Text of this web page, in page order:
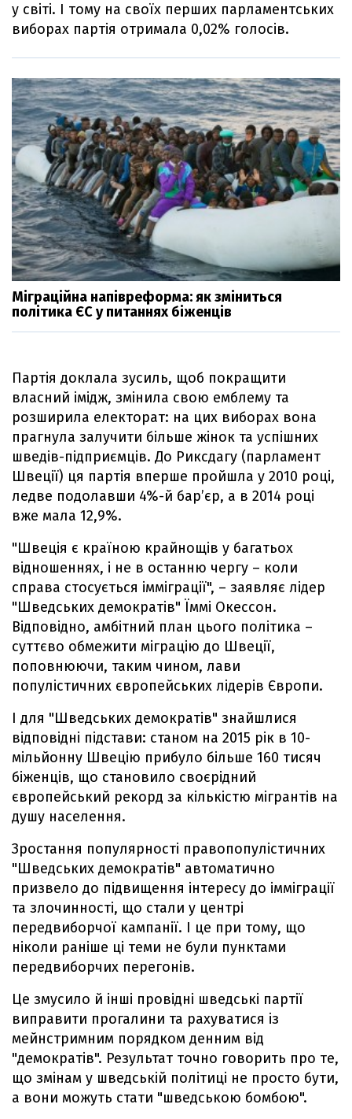
у світі. І тому на своїх перших парламентських
виборах партія отримала 0,02% голосів.
Міграційна напівреформа: як зміниться
політика ЄС у питаннях біженців
Партія доклала зусиль, щоб покращити
власний імідж, змінила свою емблему та
розширила електорат: на цих виборах вона
прагнула залучити більше жінок та успішних
шведів-підприємців. До Риксдагу (парламент
Швеції) ця партія вперше пройшла у 2010 році,
ледве подолавши 4%-й бар’єр, а в 2014 році
вже мала 12,9%.
"Швеція є країною крайнощів у багатьох
відношеннях, і не в останню чергу – коли
справа стосується імміграції", – заявляє лідер
"Шведських демократів" Їммі Окессон.
Відповідно, амбітний план цього політика –
суттєво обмежити міграцію до Швеції,
поповнюючи, таким чином, лави
популістичних європейських лідерів Європи.
І для "Шведських демократів" знайшлися
відповідні підстави: станом на 2015 рік в 10-
мільйонну Швецію прибуло більше 160 тисяч
біженців, що становило своєрідний
європейський рекорд за кількістю мігрантів на
душу населення.
Зростання популярності правопопулістичних
"Шведських демократів" автоматично
призвело до підвищення інтересу до імміграції
та злочинності, що стали у центрі
передвиборчої кампанії. І це при тому, що
ніколи раніше ці теми не були пунктами
передвиборчих перегонів.
Це змусило й інші провідні шведські партії
виправити прогалини та рахуватися із
мейнстримним порядком денним від
"демократів". Результат точно говорить про те,
що змінам у шведській політиці не просто бути,
а вони можуть стати "шведською бомбою".